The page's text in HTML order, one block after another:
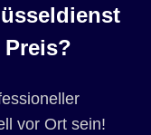
vor Ort sein!